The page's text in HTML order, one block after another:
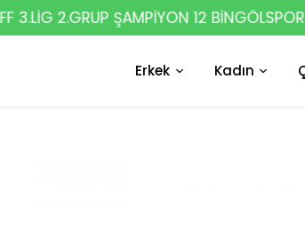
2.GRUP ŞAMPİYON 12 BİNGÖLSPOR
Erkek Kadın